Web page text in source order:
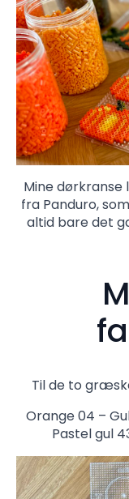
Mine dørkranse
fra Panduro,
altid bare det
Til de to
Orange 04 –
Pastel gul